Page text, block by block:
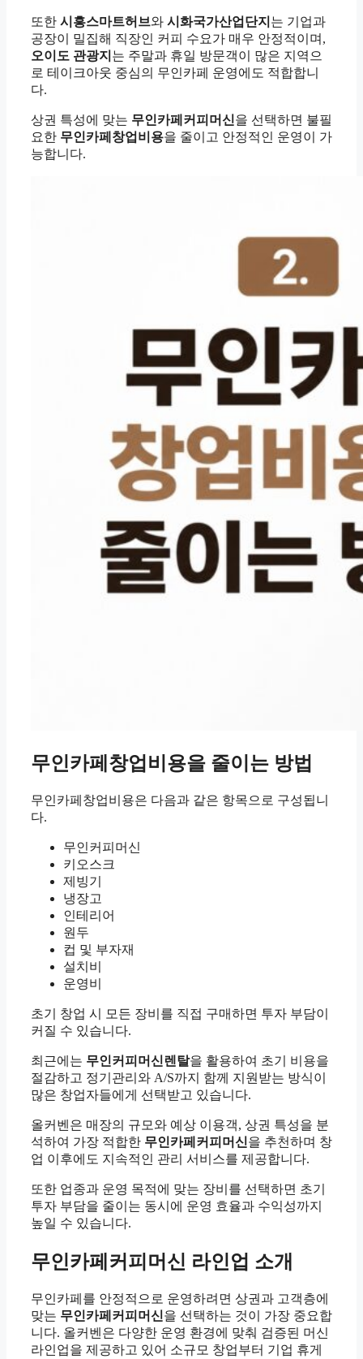
또한 시흥스마트허브와 시화국가산업단지 는 기업과
공장이 밀집해 직장인 커피 수요가 매우 안정적이며,
오이도 관광지 는 주말과 휴일 방문객이 많은 지역으
로 테이크아웃 중심의 무인카페 운영에도 적합합니
다.
상권 특성에 맞는 무인카페커피머신을 선택하면 불필
요한 무인카페창업비용을 줄이고 안정적인 운영이 가
능합니다.
무인카페창업비용을 줄이는 방법
무인카페창업비용은 다음과 같은 항목으로 구성됩니
다.
무인커피머신
키오스크
제빙기
냉장고
인테리어
원두
컵 및 부자재
설치비
운영비
초기 창업 시 모든 장비를 직접 구매하면 투자 부담이
커질 수 있습니다.
최근에는 무인커피머신렌탈을 활용하여 초기 비용을
절감하고 정기관리와 A/S까지 함께 지원받는 방식이
많은 창업자들에게 선택받고 있습니다.
올커벤은 매장의 규모와 예상 이용객, 상권 특성을 분
석하여 가장 적합한 무인카페커피머신을 추천하며 창
업 이후에도 지속적인 관리 서비스를 제공합니다.
또한 업종과 운영 목적에 맞는 장비를 선택하면 초기
투자 부담을 줄이는 동시에 운영 효율과 수익성까지
높일 수 있습니다.
무인카페커피머신 라인업 소개
무인카페를 안정적으로 운영하려면 상권과 고객층에
맞는 무인카페커피머신을 선택하는 것이 가장 중요합
니다. 올커벤은 다양한 운영 환경에 맞춰 검증된 머신
라인업을 제공하고 있어 소규모 창업부터 기업 휴게